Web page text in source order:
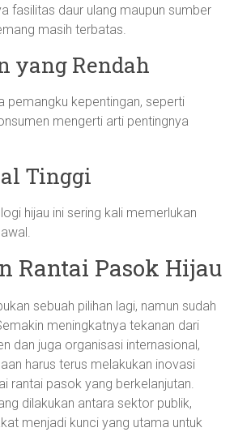
fasilitas daur ulang maupun sumber
masih terbatas.
yang Rendah
pemangku kepentingan, seperti
mengerti arti pentingnya
Tinggi
hijau ini sering kali memerlukan
Rantai Pasok Hijau
sebuah pilihan lagi, namun sudah
meningkatnya tekanan dari
dan juga organisasi internasional,
harus terus melakukan inovasi
rantai pasok yang berkelanjutan.
dilakukan antara sektor publik,
menjadi kunci yang utama untuk